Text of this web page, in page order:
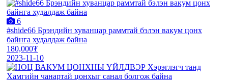
6
#shide66 Брэндийн хуванцар раммтай бэлэн вакум цонх
байнга худалдаж байна
180,000₮
2023-11-10